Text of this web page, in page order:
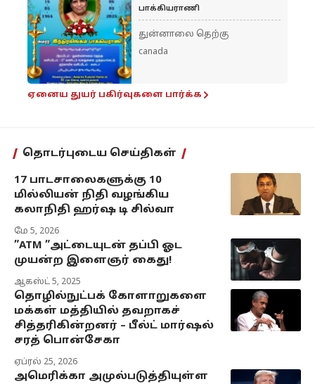
பாக்கியராணி
துன்னாலை தெற்கு
canada
ஏனைய துயர் பகிர்வுகளை பார்க்க
தொடர்புடைய செய்திகள்
17 பாடசாலைகளுக்கு 10
மில்லியன் நிதி வழங்கிய
கலாநிதி ஹர்ஷ டி சில்வா
மே 5, 2026
”ATM ”அட்டையுடன் தப்பி ஓட
முயன்ற இளைஞர் கைது!
ஆகஸ்ட் 5, 2025
தொழில்நுட்பக் கோளாறுகளை
மக்கள் மத்தியில் தவறாகச்
சித்தரிகின்றனர் – பீல்ட் மார்ஷல்
சரத் பொன்சேகா
ஏப்ரல் 25, 2026
அமெரிக்கா அமுல்படுத்தியுள்ள